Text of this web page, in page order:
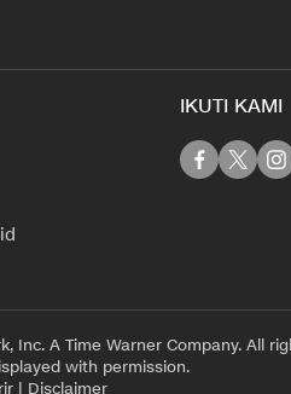
IKUTI KAMI
A Time Warner Company. All
with permission.
| Disclaimer